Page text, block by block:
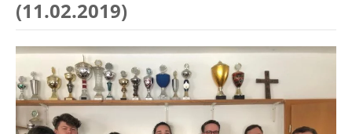
(11.02.2019)